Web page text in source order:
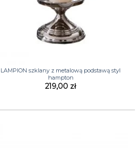
LAMPION szklany z metalową podstawą styl
hampton
219,00 zł